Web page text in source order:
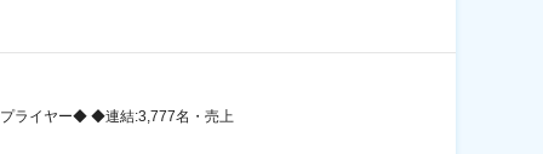
ライヤー◆ ◆連結:3,777名・売上